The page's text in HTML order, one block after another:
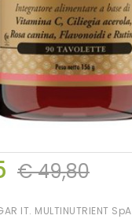
€ 49,80
IT. MULTINUTRIENT SpA